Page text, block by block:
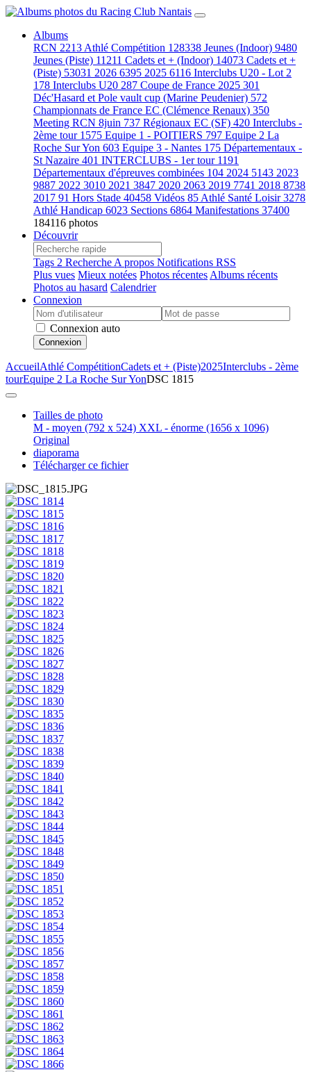
Albums
RCN 2213 Athlé Compétition 128338 Jeunes (Indoor) 9480
Jeunes (Piste) 11211 Cadets et + (Indoor) 14073 Cadets et +
(Piste) 53031 2026 6395 2025 6116 Interclubs U20 - Lot 2
178 Interclubs U20 287 Coupe de France 2025 301
Déc'Hasard et Pole vault cup (Marine Peudenier) 572
Championnats de France EC (Clémence Renaux) 350
Meeting RCN 8juin 737 Régionaux EC (SF) 420 Interclubs -
2ème tour 1575 Equipe 1 - POITIERS 797 Equipe 2 La
Roche Sur Yon 603 Equipe 3 - Nantes 175 Départementaux -
St Nazaire 401 INTERCLUBS - 1er tour 1191
Départementaux d'épreuves combinées 104 2024 5143 2023
9887 2022 3010 2021 3847 2020 2063 2019 7741 2018 8738
2017 91 Hors Stade 40458 Vidéos 85 Athlé Santé Loisir3278
Athlé Handicap 6023 Sections 6864 Manifestations 37400
184116 photos
Découvrir
Tags 2 Recherche A propos Notifications RSS
Plus vues Mieux notées Photos récentes Albums récents
Photos au hasard Calendrier
Connexion
Connexion auto
Connexion
AccueilAthlé CompétitionCadets et + (Piste)2025Interclubs - 2ème
tourEquipe 2 La Roche Sur YonDSC 1815
Tailles de photo
M - moyen (792 x 524) XXL - énorme (1656 x 1096)
Original
diaporama
Télécharger ce fichier